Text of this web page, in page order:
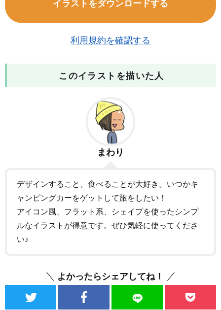
イラストをダウンロードする
利用規約を確認する
このイラストを描いた人
まわり
デザインすること、食べることが大好き。いつかキ
ャンピングカーをゲットして旅をしたい！
アイコン風、フラット系、シェイプを使ったシンプ
ルなイラストが得意です。ぜひ気軽に使ってくださ
い♪
よかったらシェアしてね！